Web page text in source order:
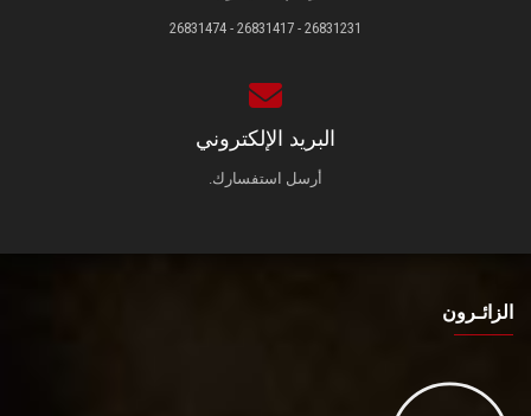
26831231 - 26831417 - 26831474
البريد الإلكتروني
أرسل استفسارك.
الزائـرون